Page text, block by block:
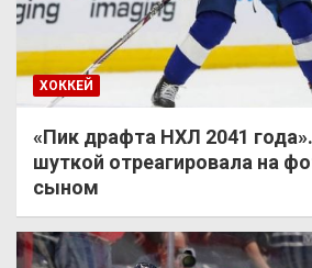
ХОККЕЙ
«Пик драфта НХЛ 2041
шуткой отреагировала на
сыном